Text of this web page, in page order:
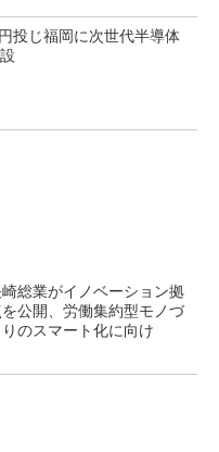
投じ福岡に次世代半導体
崎総業がイノベーション拠
を公開、労働集約型モノづ
りのスマート化に向け